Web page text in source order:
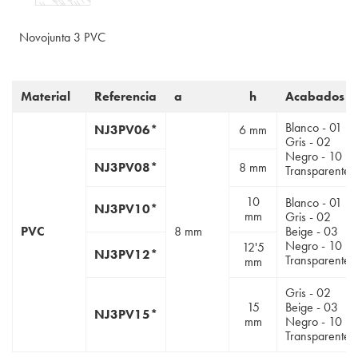
Novojunta 3 PVC
Material Referencia a h Acabados
PVC
NJ3PV06*
8 mm
6 mm
Blanco - 01
Gris - 02
Negro - 10
Transparente
NJ3PV08* 8 mm
NJ3PV10*
10
mm
Blanco - 01
Gris - 02
Beige - 03
Negro - 10
Transparente
NJ3PV12*
12'5
mm
NJ3PV15*
15
mm
Gris - 02
Beige - 03
Negro - 10
Transparente